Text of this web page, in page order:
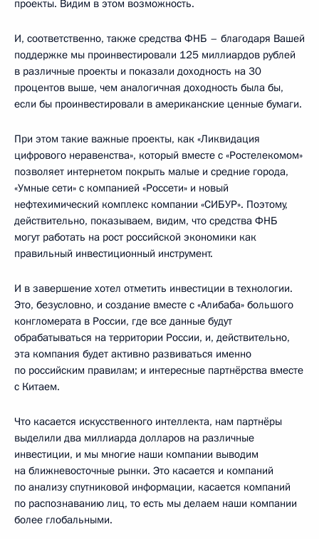
проекты. Видим в этом возможность.
И, соответственно, также средства ФНБ – благодаря Вашей
поддержке мы проинвестировали 125 миллиардов рублей
в различные проекты и показали доходность на 30
процентов выше, чем аналогичная доходность была бы,
если бы проинвестировали в американские ценные бумаги.
При этом такие важные проекты, как «Ликвидация
цифрового неравенства», который вместе с «Ростелекомом»
позволяет интернетом покрыть малые и средние города,
«Умные сети» с компанией «Россети» и новый
нефтехимический комплекс компании «СИБУР». Поэтому,
действительно, показываем, видим, что средства ФНБ
могут работать на рост российской экономики как
правильный инвестиционный инструмент.
И в завершение хотел отметить инвестиции в технологии.
Это, безусловно, и создание вместе с «Алибаба» большого
конгломерата в России, где все данные будут
обрабатываться на территории России, и, действительно,
эта компания будет активно развиваться именно
по российским правилам; и интересные партнёрства вместе
с Китаем.
Что касается искусственного интеллекта, нам партнёры
выделили два миллиарда долларов на различные
инвестиции, и мы многие наши компании выводим
на ближневосточные рынки. Это касается и компаний
по анализу спутниковой информации, касается компаний
по распознаванию лиц, то есть мы делаем наши компании
более глобальными.